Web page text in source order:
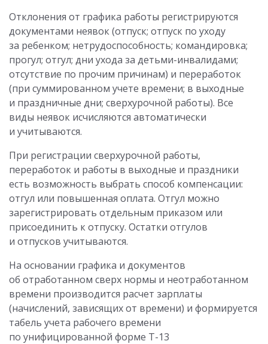
Отклонения от графика работы регистрируются
документами неявок (отпуск; отпуск по уходу
за ребенком; нетрудоспособность; командировка;
прогул; отгул; дни ухода за детьми-инвалидами;
отсутствие по прочим причинам) и переработок
(при суммированном учете времени; в выходные
и праздничные дни; сверхурочной работы). Все
виды неявок исчисляются автоматически
и учитываются.
При регистрации сверхурочной работы,
переработок и работы в выходные и праздники
есть возможность выбрать способ компенсации:
отгул или повышенная оплата. Отгул можно
зарегистрировать отдельным приказом или
присоединить к отпуску. Остатки отгулов
и отпусков учитываются.
На основании графика и документов
об отработанном сверх нормы и неотработанном
времени производится расчет зарплаты
(начислений, зависящих от времени) и формируется
табель учета рабочего времени
по унифицированной форме Т-13